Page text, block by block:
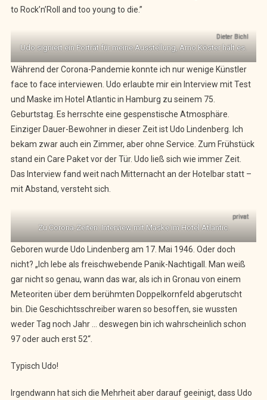
to Rock’n’Roll and too young to die.”
Dieter Bichl
Udo signiert ein Porträt für meine Ausstellung, Arno Köster hält es.
Während der Corona-Pandemie konnte ich nur wenige Künstler
face to face interviewen. Udo erlaubte mir ein Interview mit Test
und Maske im Hotel Atlantic in Hamburg zu seinem 75.
Geburtstag. Es herrschte eine gespenstische Atmosphäre.
Einziger Dauer-Bewohner in dieser Zeit ist Udo Lindenberg. Ich
bekam zwar auch ein Zimmer, aber ohne Service. Zum Frühstück
stand ein Care Paket vor der Tür. Udo ließ sich wie immer Zeit.
Das Interview fand weit nach Mitternacht an der Hotelbar statt –
mit Abstand, versteht sich.
privat
Zu Corona-Zeiten: Interview mit Maske im Hotel Atlantic.
Geboren wurde Udo Lindenberg am 17. Mai 1946. Oder doch
nicht? „Ich lebe als freischwebende Panik-Nachtigall. Man weiß
gar nicht so genau, wann das war, als ich in Gronau von einem
Meteoriten über dem berühmten Doppelkornfeld abgerutscht
bin. Die Geschichtsschreiber waren so besoffen, sie wussten
weder Tag noch Jahr … deswegen bin ich wahrscheinlich schon
97 oder auch erst 52“.
Typisch Udo!
Irgendwann hat sich die Mehrheit aber darauf geeinigt, dass Udo